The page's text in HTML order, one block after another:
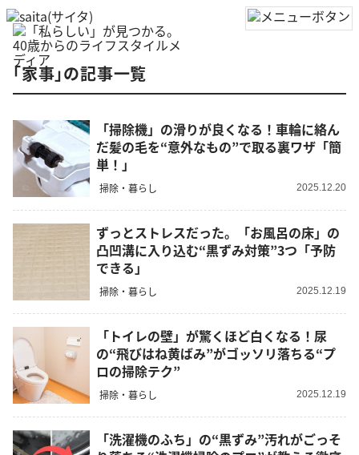
「家事」の記事一覧
「掃除機」の滑りが良くなる！車輪に絡ん
だ髪の毛を“意外なもの”で取る裏ワザ「簡
単！」
掃除・暮らし 2025.12.20
ずっとストレスだった。「お風呂の床」の
凸凹溝に入り込む“黒ずみ対策”3つ「予防
できる」
掃除・暮らし 2025.12.19
「トイレの壁」が驚くほど白くなる！尿
の“飛びはね黄ばみ”がゴッソリ落ちる“プ
ロの掃除テク”
掃除・暮らし 2025.12.19
「洗濯機のふち」の“黒ずみ”汚れがごっそ